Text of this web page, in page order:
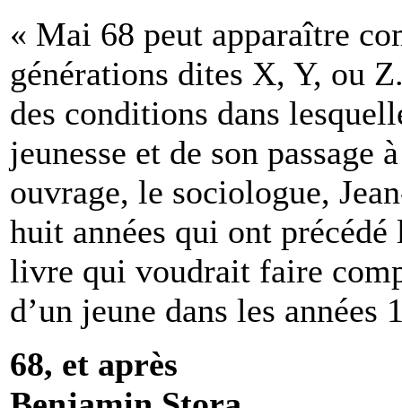
« Mai 68 peut apparaître
générations dites X, Y, ou
des conditions dans
jeunesse et de son passage
ouvrage, le sociologue,
huit années qui ont
livre qui voudrait faire
d’un jeune dans les années
68, et après